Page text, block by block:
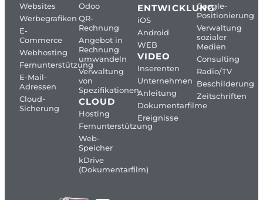
Websites
Werbegrafiken
E-
Commerce
Webhosting
Fernunterstützung
E-Mail-
Adressen
Cloud-
Sicherung
Odoo
QR-
Rechnung
Angebot in
Rechnung
umwandeln
Verwaltung
von
Spezifikationen
CLOUD
Hosting
Fernunterstützung
Web-
Speicher
kDrive
(Dokumentarfilm)
ENTWICKLUNG
iOS
Android
WEB
VIDEO
Inserenten
Unternehmen
Anleitung
Dokumentarfilme
Ereignisse
Google-
Positionierung
Verwaltung
sozialer
Medien
Consulting
Radio/TV
Beschilderung
Zeitschriften